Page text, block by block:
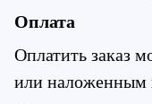
Оплата
Оплатить заказ
или наложенным